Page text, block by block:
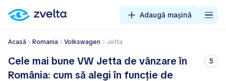
Adaugă mașină
Acasă Romania Volkswagen Jetta
Cele mai bune VW Jetta de vânzare în
România: cum să alegi în funcție de
5